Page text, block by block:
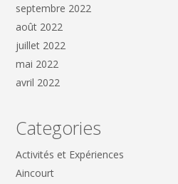
septembre 2022
août 2022
juillet 2022
mai 2022
avril 2022
Categories
Activités et Expériences
Aincourt